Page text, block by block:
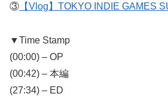
③ 【Vlog】TOKYO INDIE GAMES
▼Time Stamp
(00:00) – OP
(00:42) – 本編
(27:34) – ED